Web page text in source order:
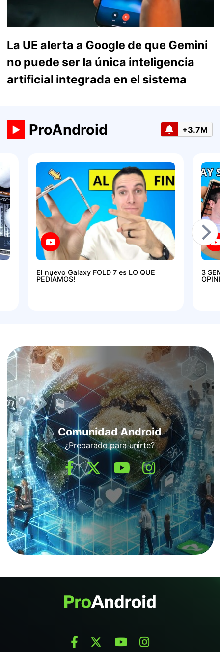
La UE alerta a Google de que Gemini
no puede ser la única inteligencia
artificial integrada en el sistema
ProAndroid +3.7M
El nuevo Galaxy FOLD 7 es LO QUE
PEDÍAMOS!
3
Comunidad Android
¿Preparado para unirte?